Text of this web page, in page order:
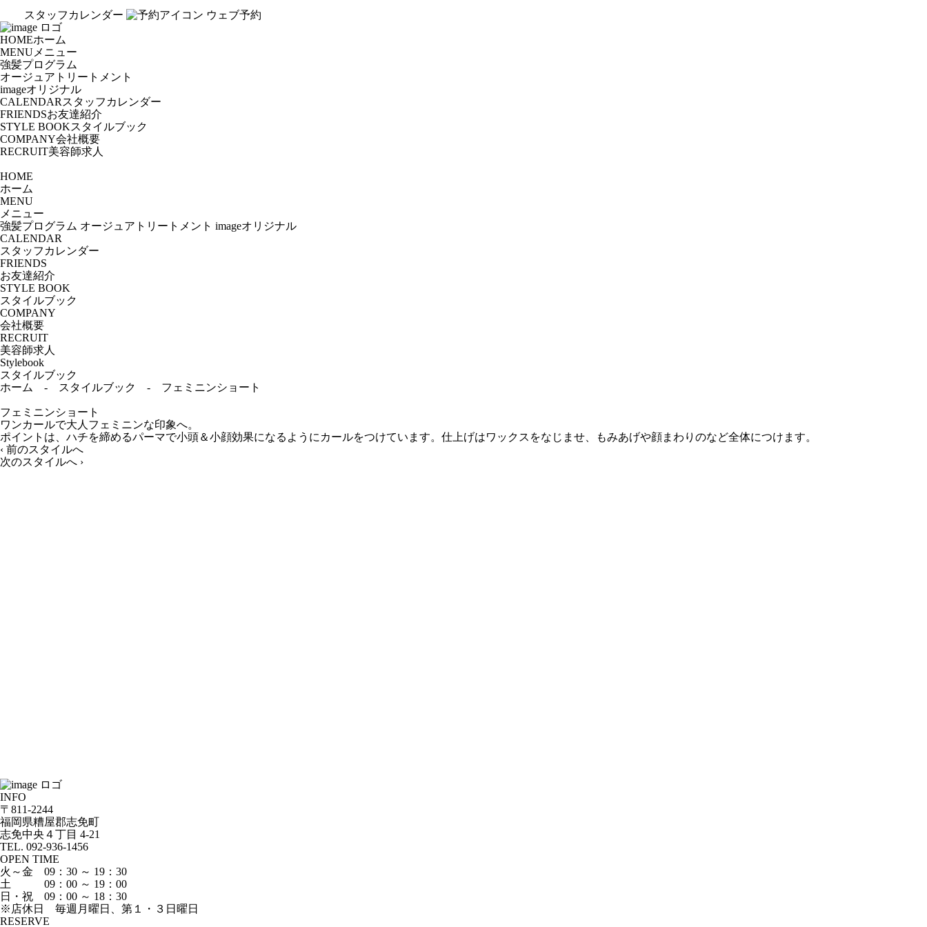
スタッフカレンダー ウェブ予約
HOMEホーム
MENU メニュー
強髪プログラム
オージュアトリートメント
imageオリジナル
CALENDAR スタッフカレンダー
FRIENDSお友達紹介
STYLE BOOKスタイルブック
COMPANY会社概要
RECRUIT美容師求人
HOME
ホーム
MENU
メニュー
強髪プログラム オージュアトリートメント imageオリジナル
CALENDAR
スタッフカレンダー
FRIENDS
お友達紹介
STYLE BOOK
スタイルブック
COMPANY
会社概要
RECRUIT
美容師求人
Stylebook
スタイルブック
ホーム
- スタイルブック - フェミニンショート
フェミニンショート
ワンカールで大人フェミニンな印象へ。
ポイントは、ハチを締めるパーマで小頭＆小顔効果になるようにカールをつけています。仕上げはワックスをなじませ、もみあげや顔まわりのなど全体につけます。
‹ 前のスタイルへ
次のスタイルへ ›
INFO
〒811-2244
福岡県糟屋郡志免町
志免中央４丁目 4-21
TEL. 092-936-1456
OPEN TIME
火～金 09：30 ～ 19：30
土 09：00 ～ 19：00
日・祝 09：00 ～ 18：30
※店休日 毎週月曜日、第１・３日曜日
RESERVE